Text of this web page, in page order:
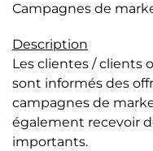
Campagnes de
Description
Les clientes / clients
sont informés des
campagnes de
également recevoir
importants.